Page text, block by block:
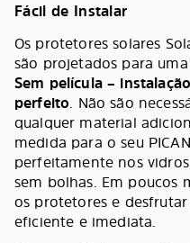
Fácil de Instalar
Os protetores solares
são projetados para
Sem película –
perfeito. Não são
qualquer material
medida para o seu
perfeitamente nos
sem bolhas. Em poucos
os protetores e
eficiente e imediata.